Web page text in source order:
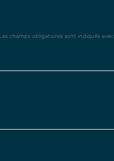
Les champs obligatoires sont indiqués avec